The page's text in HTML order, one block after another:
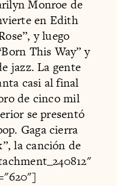
Monroe de
en Edith
y luego
This Way” y
jazz. La gente
casi al final
de cinco mil
se presentó
Gaga cierra
la canción de